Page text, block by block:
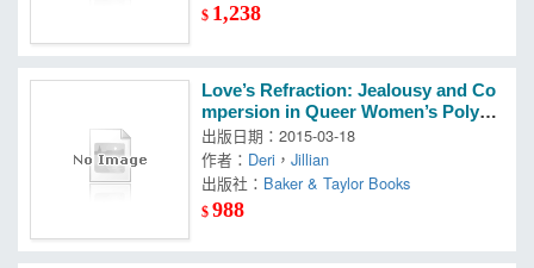
$ 1,238
Love’s Refraction: Jealousy and Co
mpersion in Queer Women’s Polya
morous Relationships
出版日期：2015-03-18
作者： Deri ，Jillian
出版社： Baker & Taylor Books
$988